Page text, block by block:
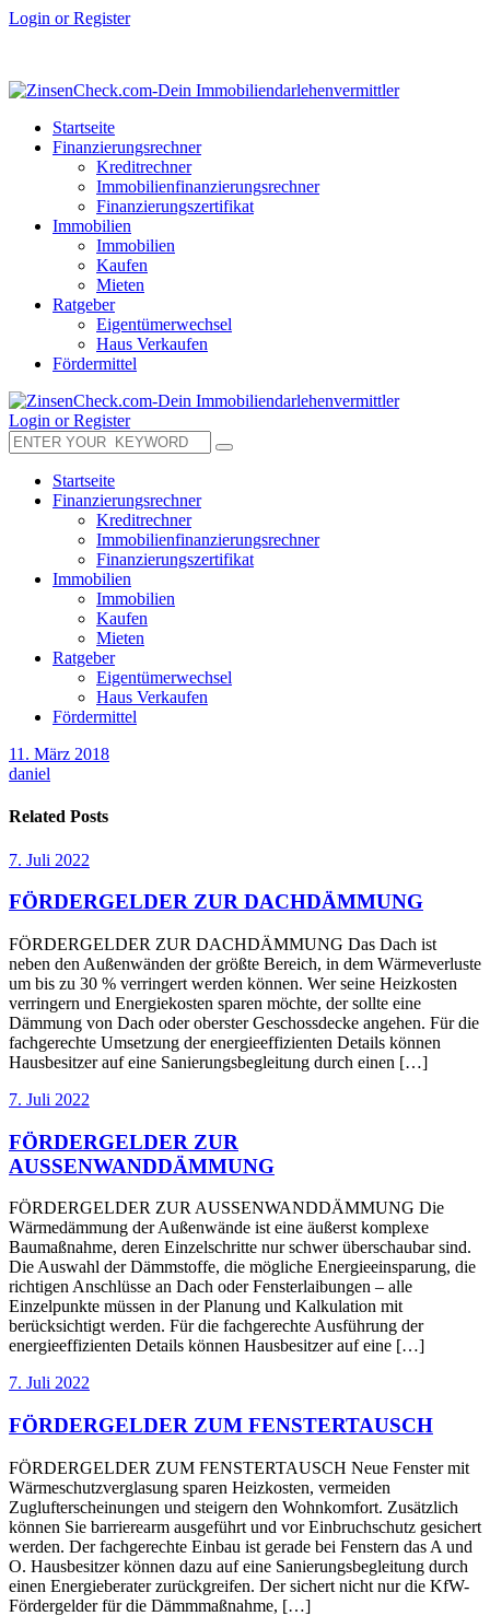
Login or Register
Startseite
Finanzierungsrechner
Kreditrechner
Immobilienfinanzierungsrechner
Finanzierungszertifikat
Immobilien
Immobilien
Kaufen
Mieten
Ratgeber
Eigentümerwechsel
Haus Verkaufen
Fördermittel
Login or Register
Startseite
Finanzierungsrechner
Kreditrechner
Immobilienfinanzierungsrechner
Finanzierungszertifikat
Immobilien
Immobilien
Kaufen
Mieten
Ratgeber
Eigentümerwechsel
Haus Verkaufen
Fördermittel
11. März 2018
daniel
Related Posts
7. Juli 2022
FÖRDERGELDER ZUR DACHDÄMMUNG
FÖRDERGELDER ZUR DACHDÄMMUNG Das Dach ist
neben den Außenwänden der größte Bereich, in dem Wärmeverluste
um bis zu 30 % verringert werden können. Wer seine Heizkosten
verringern und Energiekosten sparen möchte, der sollte eine
Dämmung von Dach oder oberster Geschossdecke angehen. Für die
fachgerechte Umsetzung der energieeffizienten Details können
Hausbesitzer auf eine Sanierungsbegleitung durch einen […]
7. Juli 2022
FÖRDERGELDER ZUR
AUSSENWANDDÄMMUNG
FÖRDERGELDER ZUR AUSSENWANDDÄMMUNG Die
Wärmedämmung der Außenwände ist eine äußerst komplexe
Baumaßnahme, deren Einzelschritte nur schwer überschaubar sind.
Die Auswahl der Dämmstoffe, die mögliche Energieeinsparung, die
richtigen Anschlüsse an Dach oder Fensterlaibungen – alle
Einzelpunkte müssen in der Planung und Kalkulation mit
berücksichtigt werden. Für die fachgerechte Ausführung der
energieeffizienten Details können Hausbesitzer auf eine […]
7. Juli 2022
FÖRDERGELDER ZUM FENSTERTAUSCH
FÖRDERGELDER ZUM FENSTERTAUSCH Neue Fenster mit
Wärmeschutzverglasung sparen Heizkosten, vermeiden
Zuglufterscheinungen und steigern den Wohnkomfort. Zusätzlich
können Sie barrierearm ausgeführt und vor Einbruchschutz gesichert
werden. Der fachgerechte Einbau ist gerade bei Fenstern das A und
O. Hausbesitzer können dazu auf eine Sanierungsbegleitung durch
einen Energieberater zurückgreifen. Der sichert nicht nur die KfW-
Fördergelder für die Dämmmaßnahme, […]